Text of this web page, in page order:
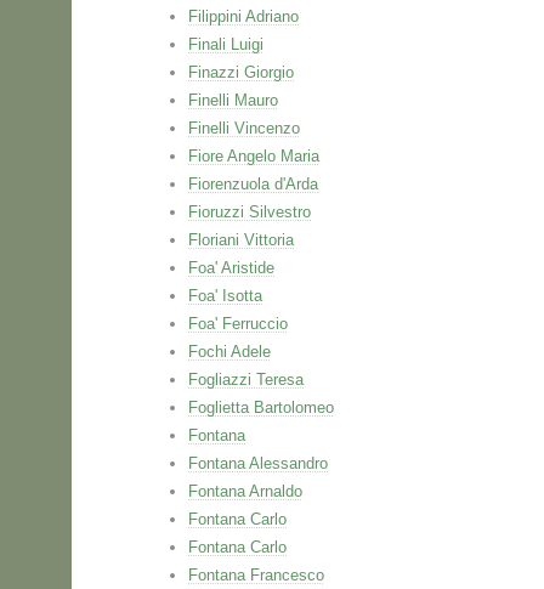
Filippini Adriano
Finali Luigi
Finazzi Giorgio
Finelli Mauro
Finelli Vincenzo
Fiore Angelo Maria
Fiorenzuola d'Arda
Fioruzzi Silvestro
Floriani Vittoria
Foa' Aristide
Foa' Isotta
Foa' Ferruccio
Fochi Adele
Fogliazzi Teresa
Foglietta Bartolomeo
Fontana
Fontana Alessandro
Fontana Arnaldo
Fontana Carlo
Fontana Carlo
Fontana Francesco